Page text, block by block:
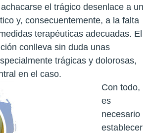
el trágico desenlace a un
y, consecuentemente, a la falta
terapéuticas adecuadas. El
conlleva sin duda unas
trágicas y dolorosas,
en el caso.
Con todo,
es
necesario
establecer